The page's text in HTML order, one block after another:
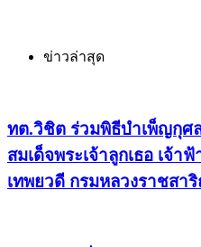
ข่าวล่าสุด
ทต.วิชิต ร่วมพิธีบำเพ็ญกุศ
สมเด็จพระเจ้าลูกเธอ เจ้า
เทพยวดี กรมหลวงราชส